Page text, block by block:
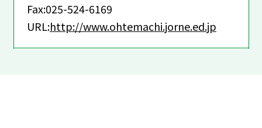
Fax:025-524-6169
URL:http://www.ohtemachi.jorne.ed.jp